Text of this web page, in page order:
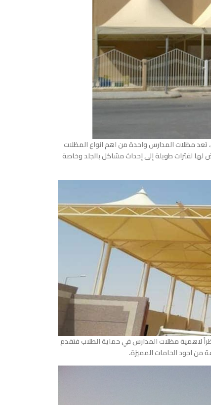
مظلات المدارس واحدة من اهم انواع المظلات
لفترات طويلة إلى إحداث مشاكل بالجلد وخاصة
لاهمية مظلات المدارس في حماية الطلاب فتقدم
اجود الخامات المميزة.